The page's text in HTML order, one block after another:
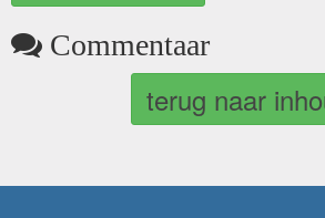
Commentaar
terug naar